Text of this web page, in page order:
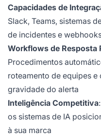
Capacidades de
Slack, Teams, sistemas
de incidentes e
Workflows de Resposta
Procedimentos
roteamento de equipes
gravidade do alerta
Inteligência Competitiva
os sistemas de IA
à sua marca